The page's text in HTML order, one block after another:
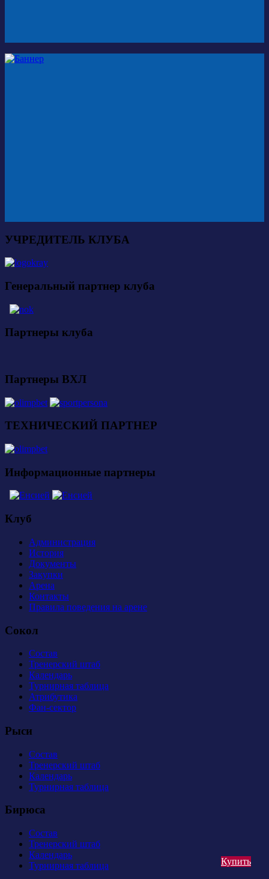
Купить
УЧРЕДИТЕЛЬ КЛУБА
Генеральный партнер клуба
Партнеры клуба
Партнеры ВХЛ
ТЕХНИЧЕСКИЙ ПАРТНЕР
Информационные партнеры
Клуб
Администрация
История
Документы
Закупки
Арена
Контакты
Правила поведения на арене
Сокол
Состав
Тренерский штаб
Календарь
Турнирная таблица
Атрибутика
Фан-сектор
Рыси
Состав
Тренерский штаб
Календарь
Турнирная таблица
Бирюса
Состав
Тренерский штаб
Календарь
Турнирная таблица